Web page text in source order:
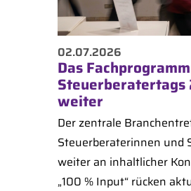
02.07.2026
Das
weiter
Der zentrale
Steuerberaterinnen und
weiter an inhaltlicher
„100 % Input“ rücken